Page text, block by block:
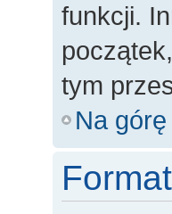
funkcji.
tym
Na górę